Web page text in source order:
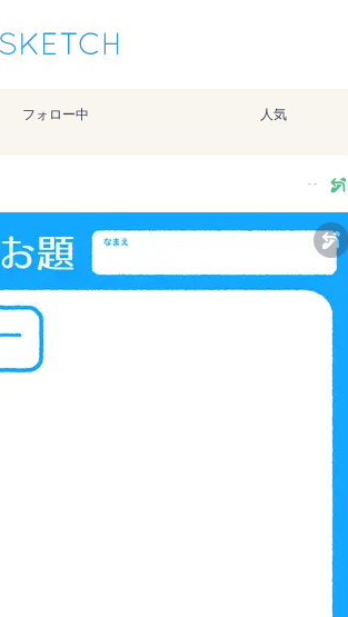
パシーポリシー を改定しました。
アプリでさらに快適に！
フォロー中 人気
--